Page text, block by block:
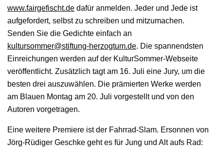
www.fairgefischt.de dafür anmelden. Jeder und Jede ist
aufgefordert, selbst zu schreiben und mitzumachen.
Senden Sie die Gedichte einfach an
kultursommer@stiftung-herzogtum.de. Die spannendsten
Einreichungen werden auf der KulturSommer-Webseite
veröffentlicht. Zusätzlich tagt am 16. Juli eine Jury, um die
besten drei auszuwählen. Die prämierten Werke werden
am Blauen Montag am 20. Juli vorgestellt und von den
Autoren vorgetragen.
Eine weitere Premiere ist der Fahrrad-Slam. Ersonnen von
Jörg-Rüdiger Geschke geht es für Jung und Alt aufs Rad: